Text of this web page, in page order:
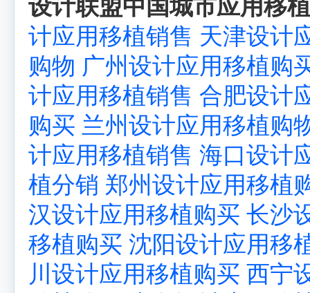
计应用移植销售 天津设计
购物 广州设计应用移植购
计应用移植销售 合肥设计
购买 兰州设计应用移植购
计应用移植销售 海口设计
植分销 郑州设计应用移植
汉设计应用移植购买 长沙
移植购买 沈阳设计应用移
川设计应用移植购买 西宁